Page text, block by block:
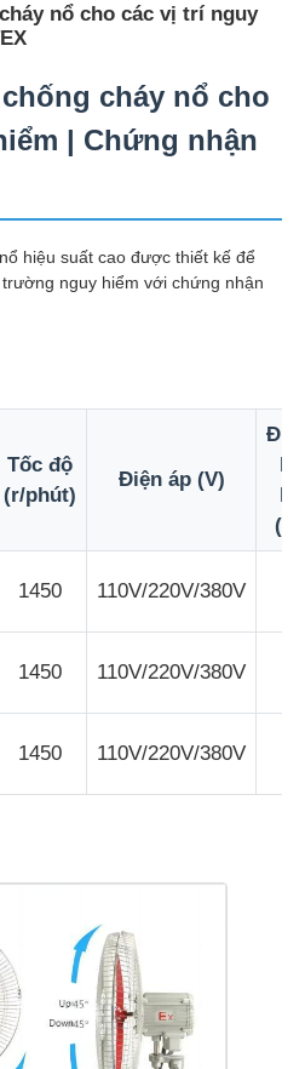
nổ
nổ cho các vị trí nguy
cháy nổ cho
| Chứng nhận
hiệu suất cao được thiết kế để
nguy hiểm với chứng nhận
Tốc độ
(r/phút)
Điện áp (V)
1450 110V/220V/380V
1450 110V/220V/380V
1450 110V/220V/380V